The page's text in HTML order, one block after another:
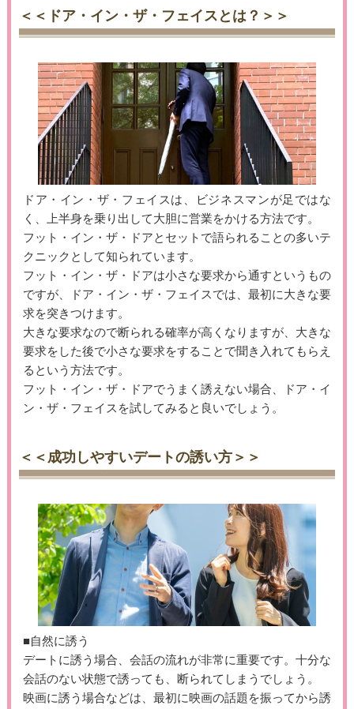
＜＜ドア・イン・ザ・フェイスとは？＞＞
ドア・イン・ザ・フェイスは、ビジネスマンが足ではな
く、上半身を乗り出して大胆に営業をかける方法です。
フット・イン・ザ・ドアとセットで語られることの多いテ
クニックとして知られています。
フット・イン・ザ・ドアは小さな要求から通すというもの
ですが、ドア・イン・ザ・フェイスでは、最初に大きな要
求を突きつけます。
大きな要求なので断られる確率が高くなりますが、大きな
要求をした後で小さな要求をすることで聞き入れてもらえ
るという方法です。
フット・イン・ザ・ドアでうまく誘えない場合、ドア・イ
ン・ザ・フェイスを試してみると良いでしょう。
＜＜成功しやすいデートの誘い方＞＞
■自然に誘う
デートに誘う場合、会話の流れが非常に重要です。十分な
会話のない状態で誘っても、断られてしまうでしょう。
映画に誘う場合などは、最初に映画の話題を振ってから誘